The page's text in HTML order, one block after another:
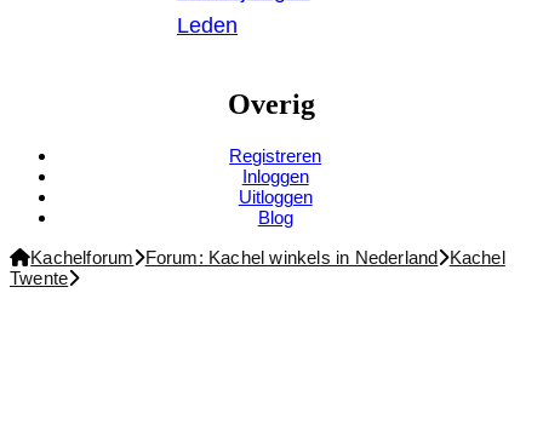
Leden
Overig
Registreren
Inloggen
Uitloggen
Blog
Forum
kruimelpad
Kachelforum Forum: Kachel winkels in Nederland Kachel
Twente